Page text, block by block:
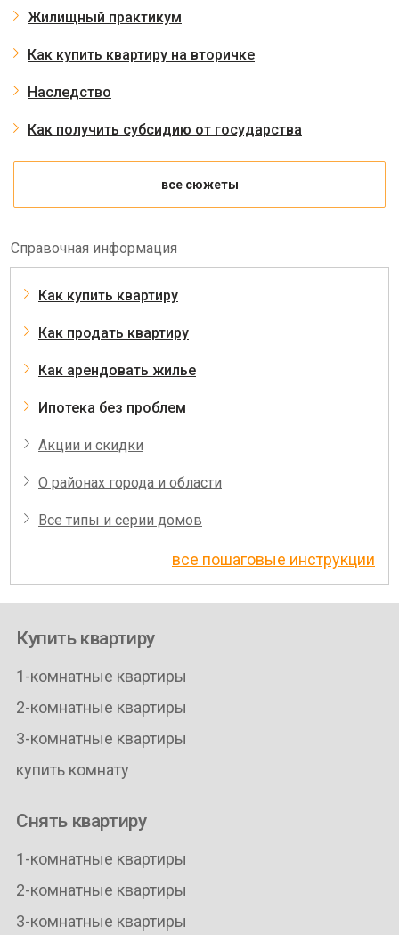
Жилищный практикум
Как купить квартиру на вторичке
Наследство
Как получить субсидию от государства
все сюжеты
Справочная информация
Как купить квартиру
Как продать квартиру
Как арендовать жилье
Ипотека без проблем
Акции и скидки
О районах города и области
Все типы и серии домов
все пошаговые инструкции
Купить квартиру
1-комнатные квартиры
2-комнатные квартиры
3-комнатные квартиры
купить комнату
Снять квартиру
1-комнатные квартиры
2-комнатные квартиры
3-комнатные квартиры